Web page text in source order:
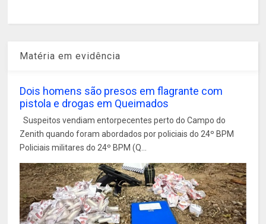
Matéria em evidência
Dois homens são presos em flagrante com
pistola e drogas em Queimados
Suspeitos vendiam entorpecentes perto do Campo do
Zenith quando foram abordados por policiais do 24º BPM
Policiais militares do 24º BPM (Q...